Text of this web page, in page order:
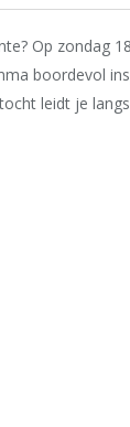
Op zondag
boordevol
leidt je